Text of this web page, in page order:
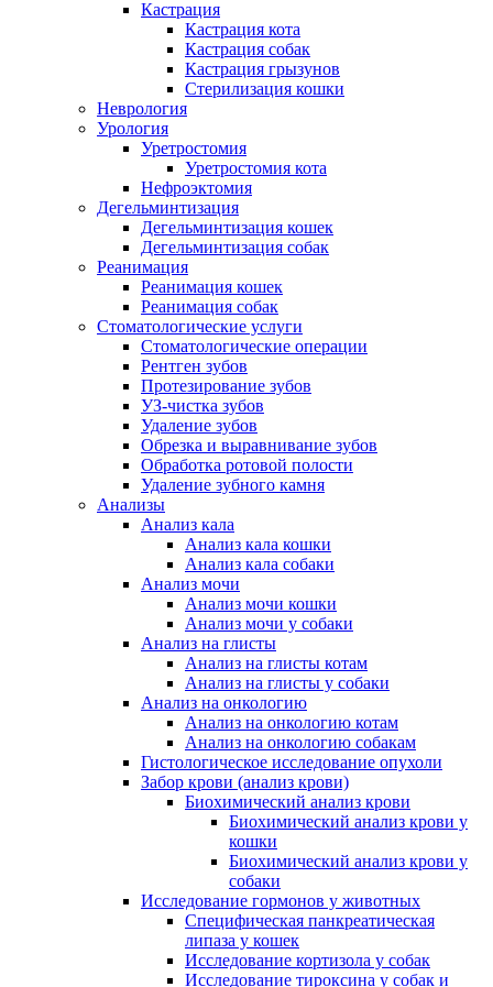
Кастрация
Кастрация кота
Кастрация собак
Кастрация грызунов
Стерилизация кошки
Неврология
Урология
Уретростомия
Уретростомия кота
Нефроэктомия
Дегельминтизация
Дегельминтизация кошек
Дегельминтизация собак
Реанимация
Реанимация кошек
Реанимация собак
Стоматологические услуги
Стоматологические операции
Рентген зубов
Протезирование зубов
УЗ-чистка зубов
Удаление зубов
Обрезка и выравнивание зубов
Обработка ротовой полости
Удаление зубного камня
Анализы
Анализ кала
Анализ кала кошки
Анализ кала собаки
Анализ мочи
Анализ мочи кошки
Анализ мочи у собаки
Анализ на глисты
Анализ на глисты котам
Анализ на глисты у собаки
Анализ на онкологию
Анализ на онкологию котам
Анализ на онкологию собакам
Гистологическое исследование опухоли
Забор крови (анализ крови)
Биохимический анализ крови
Биохимический анализ крови у
кошки
Биохимический анализ крови у
собаки
Исследование гормонов у животных
Специфическая панкреатическая
липаза у кошек
Исследование кортизола у собак
Исследование тироксина у собак и